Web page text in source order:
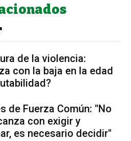
de la violencia:
con la baja en la edad
de Fuerza Común: "No
con exigir y
es necesario decidir"